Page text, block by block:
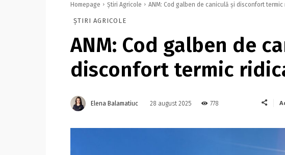
Homepage Știri Agricole ANM: Cod galben de caniculă şi disconfort
ȘTIRI AGRICOLE
ANM: Cod galben de
disconfort termic
Elena Balamatiuc 28 august 2025 778